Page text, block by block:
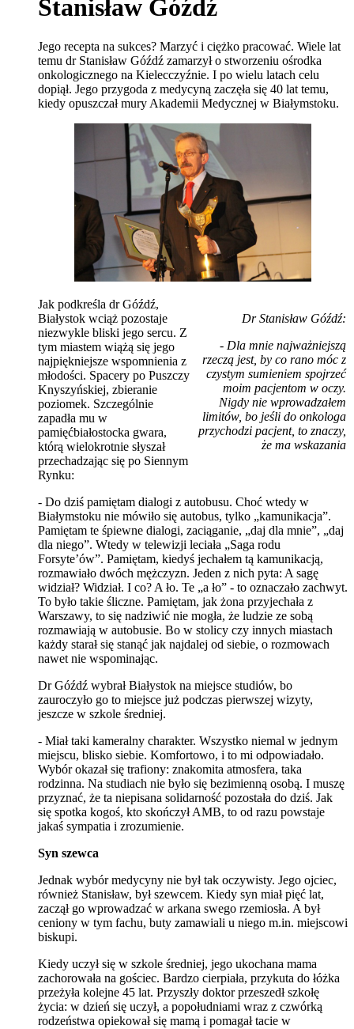
Stanisław Góźdź
Jego recepta na sukces? Marzyć i ciężko pracować. Wiele lat
temu dr Stanisław Góźdź zamarzył o stworzeniu ośrodka
onkologicznego na Kielecczyźnie. I po wielu latach celu
dopiął. Jego przygoda z medycyną zaczęła się 40 lat temu,
kiedy opuszczał mury Akademii Medycznej w Białymstoku.
Dr Stanisław Góźdź:
- Dla mnie najważniejszą
rzeczą jest, by co rano móc z
czystym sumieniem spojrzeć
moim pacjentom w oczy.
Nigdy nie wprowadzałem
limitów, bo jeśli do onkologa
przychodzi pacjent, to znaczy,
że ma wskazania
Jak podkreśla dr Góźdź,
Białystok wciąż pozostaje
niezwykle bliski jego sercu. Z
tym miastem wiążą się jego
najpiękniejsze wspomnienia z
młodości. Spacery po Puszczy
Knyszyńskiej, zbieranie
poziomek. Szczególnie
zapadła mu w
pamięćbiałostocka gwara,
którą wielokrotnie słyszał
przechadzając się po Siennym
Rynku:
- Do dziś pamiętam dialogi z autobusu. Choć wtedy w
Białymstoku nie mówiło się autobus, tylko „kamunikacja”.
Pamiętam te śpiewne dialogi, zaciąganie, „daj dla mnie”, „daj
dla niego”. Wtedy w telewizji leciała „Saga rodu
Forsyte’ów”. Pamiętam, kiedyś jechałem tą kamunikacją,
rozmawiało dwóch mężczyzn. Jeden z nich pyta: A sagę
widział? Widział. I co? A ło. Te „a ło” - to oznaczało zachwyt.
To było takie śliczne. Pamiętam, jak żona przyjechała z
Warszawy, to się nadziwić nie mogła, że ludzie ze sobą
rozmawiają w autobusie. Bo w stolicy czy innych miastach
każdy starał się stanąć jak najdalej od siebie, o rozmowach
nawet nie wspominając.
Dr Góźdź wybrał Białystok na miejsce studiów, bo
zauroczyło go to miejsce już podczas pierwszej wizyty,
jeszcze w szkole średniej.
- Miał taki kameralny charakter. Wszystko niemal w jednym
miejscu, blisko siebie. Komfortowo, i to mi odpowiadało.
Wybór okazał się trafiony: znakomita atmosfera, taka
rodzinna. Na studiach nie było się bezimienną osobą. I muszę
przyznać, że ta niepisana solidarność pozostała do dziś. Jak
się spotka kogoś, kto skończył AMB, to od razu powstaje
jakaś sympatia i zrozumienie.
Syn szewca
Jednak wybór medycyny nie był tak oczywisty. Jego ojciec,
również Stanisław, był szewcem. Kiedy syn miał pięć lat,
zaczął go wprowadzać w arkana swego rzemiosła. A był
ceniony w tym fachu, buty zamawiali u niego m.in. miejscowi
biskupi.
Kiedy uczył się w szkole średniej, jego ukochana mama
zachorowała na gościec. Bardzo cierpiała, przykuta do łóżka
przeżyła kolejne 45 lat. Przyszły doktor przeszedł szkołę
życia: w dzień się uczył, a popołudniami wraz z czwórką
rodzeństwa opiekował się mamą i pomagał tacie w